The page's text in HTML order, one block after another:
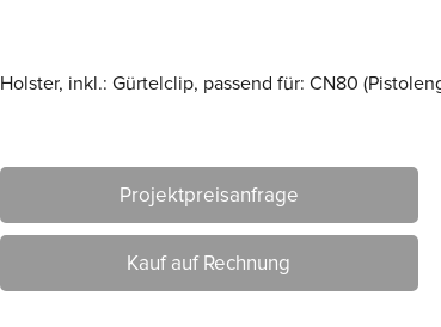
Holster, inkl.: Gürtelclip, passend für: CN80
Projektpreisanfrage
Kauf auf Rechnung